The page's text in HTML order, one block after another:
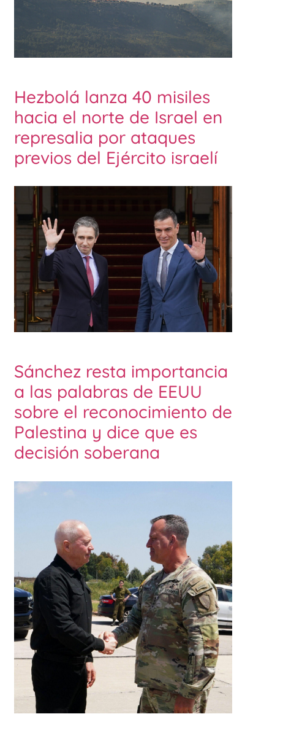
Hezbolá lanza 40 misiles
hacia el norte de Israel en
represalia por ataques
previos del Ejército israelí
Sánchez resta importancia
a las palabras de EEUU
sobre el reconocimiento de
Palestina y dice que es
decisión soberana